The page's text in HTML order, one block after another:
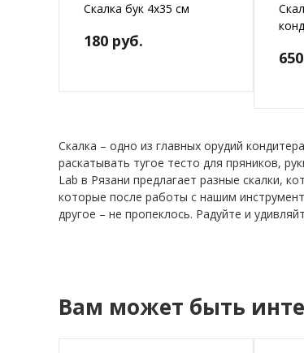
Скалка бук 4х35 см
180 руб.
Скалка – одно из главных орудий
раскатывать тугое тесто для пряников,
Lab в Рязани предлагает разные скалки,
которые после работы с нашим
другое – не пропеклось. Радуйте и
Вам может быть